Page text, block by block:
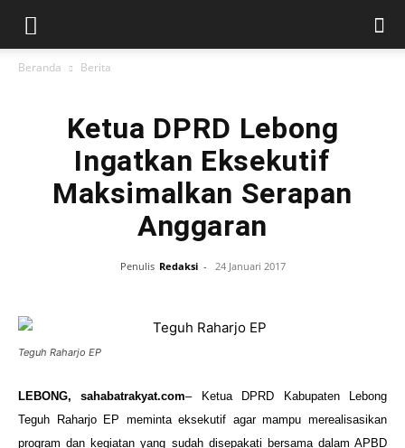
Beranda Berita
Ketua DPRD Lebong
Ingatkan Eksekutif
Maksimalkan Serapan
Anggaran
Penulis Redaksi - 24 Januari 2017
Teguh Raharjo EP
LEBONG, sahabatrakyat.com– Ketua DPRD Kabupaten Lebong
Teguh Raharjo EP meminta eksekutif agar mampu merealisasikan
program dan kegiatan yang sudah disepakati bersama dalam APBD